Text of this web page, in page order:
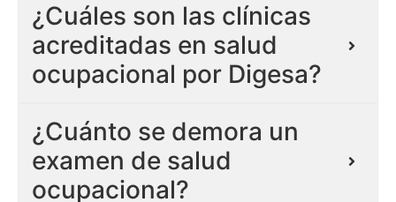
¿Cuáles son las clínicas
acreditadas en salud
ocupacional por Digesa?
¿Cuánto se demora un
examen de salud
ocupacional?